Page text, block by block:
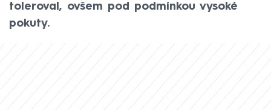
toleroval, ovšem pod podmínkou vysoké
pokuty.